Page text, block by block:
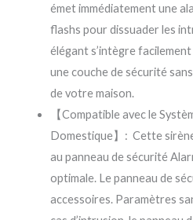
émet immédiatement une
flashs pour dissuader les
élégant s’intègre
une couche de sécurité
de votre maison.
【Compatible avec le
Domestique】: Cette
au panneau de sécurité
optimale. Le panneau de
accessoires. Paramètres